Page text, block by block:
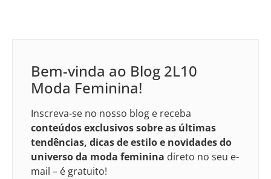
Bem-vinda ao Blog 2L10
Moda Feminina!
Inscreva-se no nosso blog e receba
conteúdos exclusivos sobre as últimas
tendências, dicas de estilo e novidades do
universo da moda feminina direto no seu e-
mail – é gratuito!